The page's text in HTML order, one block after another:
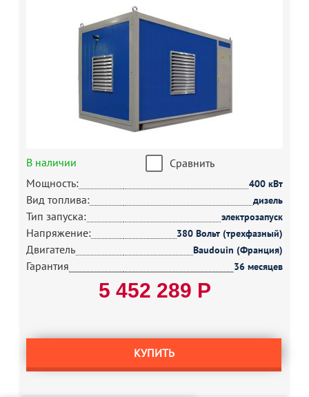
В наличии
Сравнить
Мощность:
400 кВт
Вид топлива: дизель
Тип запуска: электрозапуск
Напряжение: 380 Вольт (трехфазный)
Двигатель Baudouin (Франция)
Гарантия 36 месяцев
5 452 289 Р
КУПИТЬ